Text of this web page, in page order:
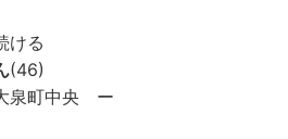
ける
(46)
央 ー